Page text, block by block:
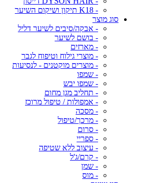
- K18 תיקון ושיקום השיער
סוג מוצר
- אבקה/סיבים לשיער דליל
- בושם לשיער
- מארזים
- מוצרי גילוח וטיפוח לגבר
- מוצרים מוקטנים - לנסיעות
- שמפו
- שמפו יבש
- תחליב מגן מחום
- אמפולות / טיפול מרוכז
- מסכה
- מרכך/טיפול
- סרום
- ספריי
- עיצוב ללא שטיפה
- קרם/ג'ל
- שמן
- מוס